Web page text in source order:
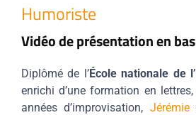
Humoriste
Vidéo de présentation en
Diplômé de l’École nationale de
enrichi d’une formation en
années d’improvisation, Jérémie